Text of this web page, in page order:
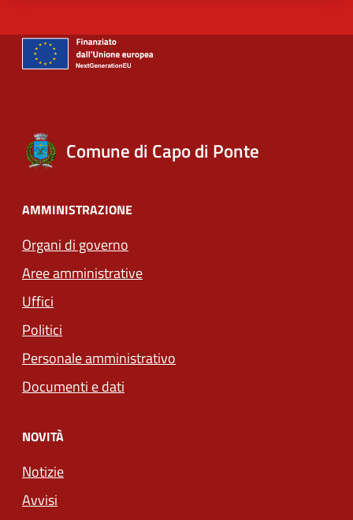
Comune di Capo di Ponte
AMMINISTRAZIONE
Organi di governo
Aree amministrative
Uffici
Politici
Personale amministrativo
Documenti e dati
NOVITÀ
Notizie
Avvisi